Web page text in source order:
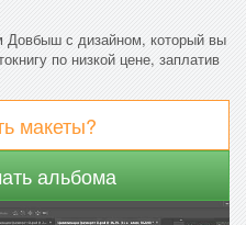
Довбыш с дизайном, который вы
по низкой цене, заплатив
макеты?
альбома